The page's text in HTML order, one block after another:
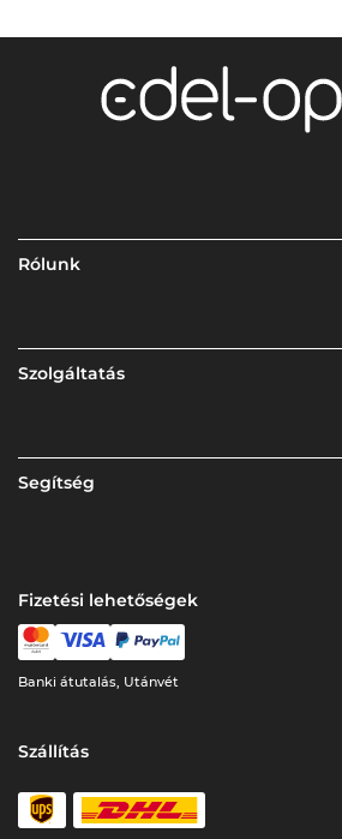
Rólunk
Szolgáltatás
Segítség
Fizetési lehetőségek
Banki átutalás, Utánvét
Szállítás